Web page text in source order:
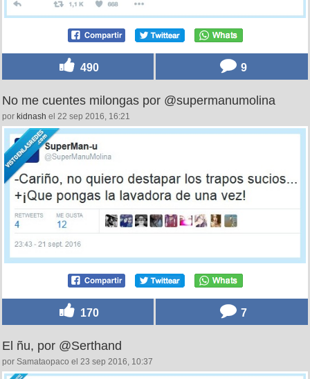
490 9
No me cuentes milongas por @supermanumolina
por kidnash el 22 sep 2016, 16:21
170 7
El ñu, por @Serthand
por Samataopaco el 23 sep 2016, 10:37